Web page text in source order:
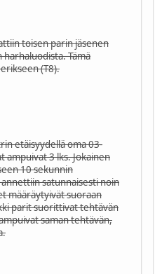
toisen parin jäsenen
Tämä
(T8).
etäisyydellä oma 03-
ampuivat 3 lks. Jokainen
10 sekunnin
satunnaisesti noin
määräytyivät suoraan
parit suorittivat tehtävän
saman tehtävän,